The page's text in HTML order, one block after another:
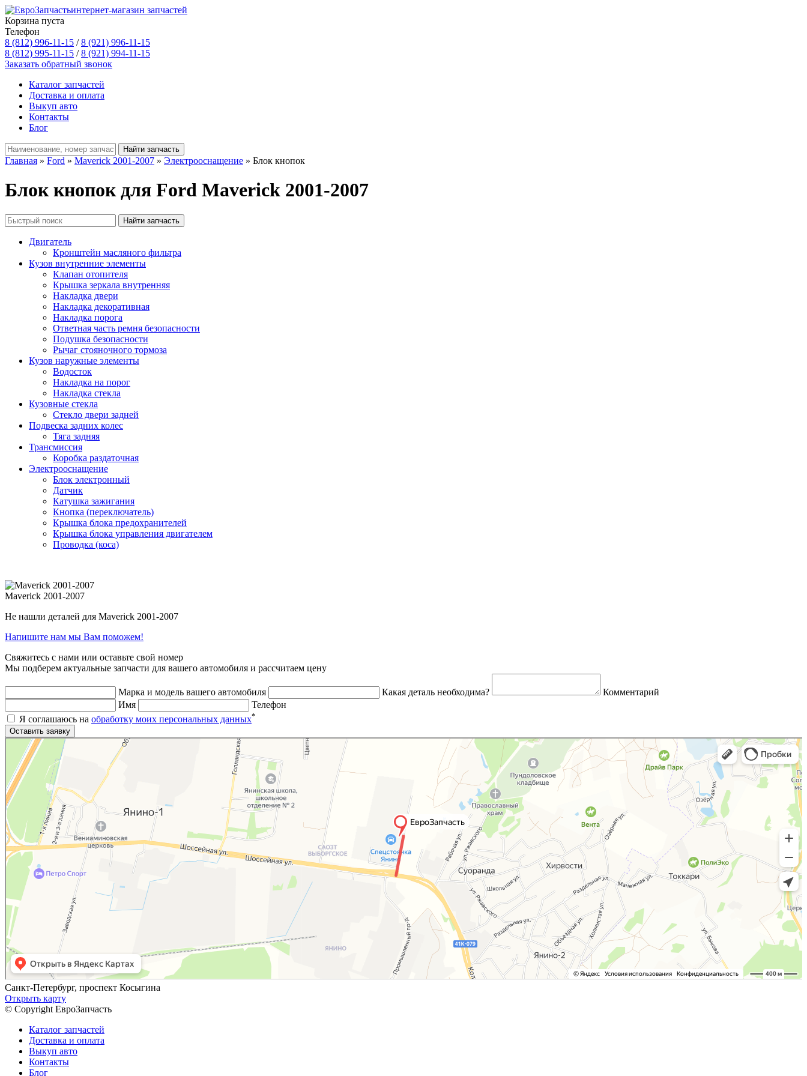
интернет-магазин запчастей
Корзина пуста
Телефон
8 (812) 996-11-15 /8 (921) 996-11-15
8 (812) 995-11-15 /8 (921) 994-11-15
Заказать обратный звонок
Каталог запчастей
Доставка и оплата
Выкуп авто
Контакты
Блог
Главная » Ford » Maverick 2001-2007 » Электрооснащение » Блок кнопок
Блок кнопок для Ford Maverick 2001-2007
Двигатель
Кронштейн масляного фильтра
Кузов внутренние элементы
Клапан отопителя
Крышка зеркала внутренняя
Накладка двери
Накладка декоративная
Накладка порога
Ответная часть ремня безопасности
Подушка безопасности
Рычаг стояночного тормоза
Кузов наружные элементы
Водосток
Накладка на порог
Накладка стекла
Кузовные стекла
Стекло двери задней
Подвеска задних колес
Тяга задняя
Трансмиссия
Коробка раздаточная
Электрооснащение
Блок электронный
Датчик
Катушка зажигания
Кнопка (переключатель)
Крышка блока предохранителей
Крышка блока управления двигателем
Проводка (коса)
Maverick 2001-2007
Не нашли деталей для Maverick 2001-2007
Напишите нам мы Вам поможем!
Свяжитесь с нами или оставьте свой номер
Мы подберем актуальные запчасти для вашего автомобиля и рассчитаем цену
Марка и модель вашего автомобиля Какая деталь необходима?
Комментарий
Имя
Телефон
Я соглашаюсь на обработку моих персональных данных*
Яндекс.Карты
Яндекс.Карты — поиск мест и адресов, городской транспорт
Санкт-Петербург, проспект Косыгина
Открыть карту
© Copyright ЕвроЗапчасть
Каталог запчастей
Доставка и оплата
Выкуп авто
Контакты
Блог